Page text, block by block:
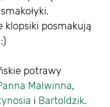
klopsiki posmakują
potrawy
Malwinna,
i Bartoldzik.